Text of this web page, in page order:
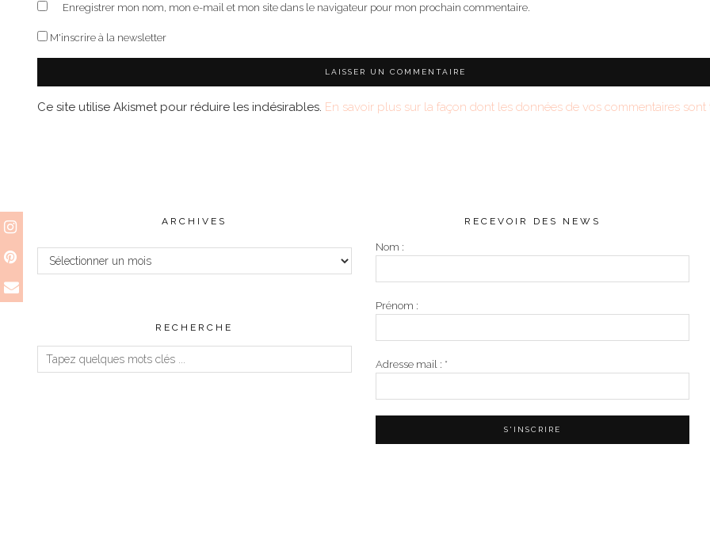
Enregistrer mon nom, mon e-mail et mon site dans le navigateur pour mon prochain commentaire.
M'inscrire à la newsletter
Ce site utilise Akismet pour réduire les indésirables. En savoir plus sur la façon dont les données de vos commentaires sont
ARCHIVES
Archives
RECHERCHE
RECEVOIR DES NEWS
Nom :
Prénom :
Adresse mail : *